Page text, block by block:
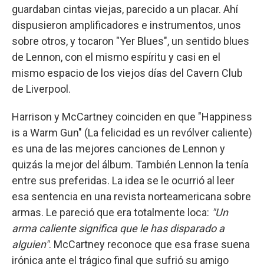
guardaban cintas viejas, parecido a un placar. Ahí
dispusieron amplificadores e instrumentos, unos
sobre otros, y tocaron "Yer Blues", un sentido blues
de Lennon, con el mismo espíritu y casi en el
mismo espacio de los viejos días del Cavern Club
de Liverpool.
Harrison y McCartney coinciden en que "Happiness
is a Warm Gun" (La felicidad es un revólver caliente)
es una de las mejores canciones de Lennon y
quizás la mejor del álbum. También Lennon la tenía
entre sus preferidas. La idea se le ocurrió al leer
esa sentencia en una revista norteamericana sobre
armas. Le pareció que era totalmente loca: "Un
arma caliente significa que le has disparado a
alguien". McCartney reconoce que esa frase suena
irónica ante el trágico final que sufrió su amigo